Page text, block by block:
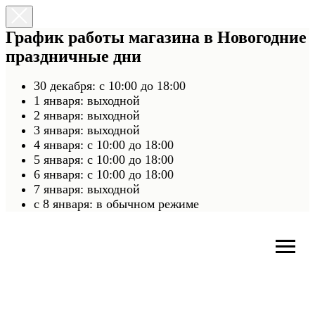
График работы магазина в Новогодние
праздничные дни
30 декабря: с 10:00 до 18:00
1 января: выходной
2 января: выходной
3 января: выходной
4 января: с 10:00 до 18:00
5 января: с 10:00 до 18:00
6 января: с 10:00 до 18:00
7 января: выходной
c 8 января: в обычном режиме